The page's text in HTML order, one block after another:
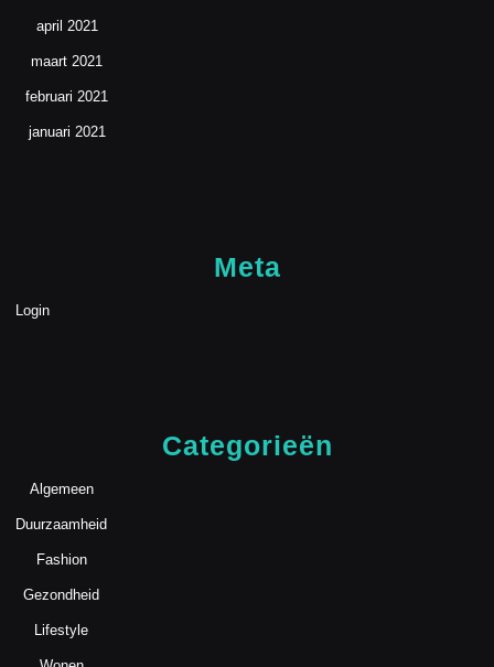
april 2021
maart 2021
februari 2021
januari 2021
Meta
Login
Categorieën
Algemeen
Duurzaamheid
Fashion
Gezondheid
Lifestyle